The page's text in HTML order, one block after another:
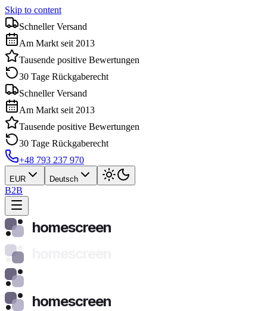
Skip to content
Schneller Versand
Am Markt seit 2013
Tausende positive Bewertungen
30 Tage Rückgaberecht
Schneller Versand
Am Markt seit 2013
Tausende positive Bewertungen
30 Tage Rückgaberecht
+48 793 237 970
EUR Deutsch
B2B
homescreen
homescreen